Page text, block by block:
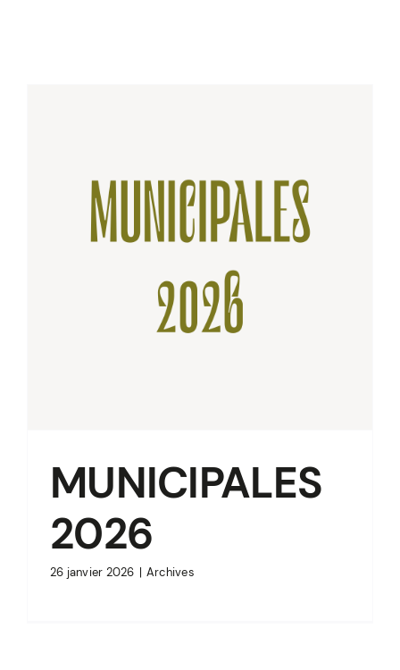
MUNICIPALES
2026
26 janvier 2026 | Archives